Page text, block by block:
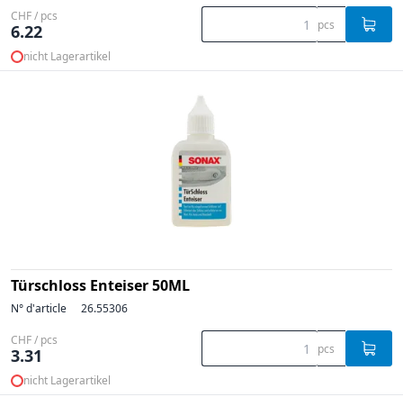
CHF / pcs
6.22 pcs
nicht Lagerartikel
Türschloss Enteiser 50ML
N° d'article 26.55306
CHF / pcs
3.31 pcs
nicht Lagerartikel